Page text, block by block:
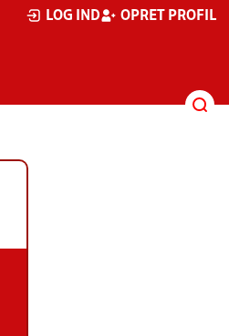
LOG IND OPRET PROFIL